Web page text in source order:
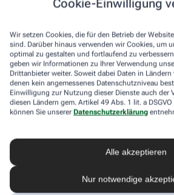
Cookie-Einwilligung
Wir setzen Cookies, die für den Betrieb der
sind. Darüber hinaus verwenden wir Cookies, um
optimal zu gestalten und fortlaufend zu
geben wir Informationen zu Ihrer Verwendung
Drittanbieter weiter. Soweit dabei Daten in
denen kein angemessenes Datenschutzniveau
Einwilligung zur Nutzung dieser Dienste auch der
diesen Ländern gem. Artikel 49 Abs. 1 lit. a
können Sie unserer Datenschutzerklärung
Alle akzeptieren
Nur notwendige
die Lymphe in die Lymphknoten
Wer bei Schmuddelwetter nicht vor die Tür
Immunsystem mit kalt-warmen
bringen und die Anfälligkeit für
Kältereiz kurbelt die Durchblutung an und
Schwung, je regelmäßiger wir ihm
unempfindlicher reagiert der Körper in der
die großen Temperaturunterschiede.
Dusche. Anschließend die
stellen und den Wasserstrahl vom rechten
Hüfte führen und auf der Innenseite des